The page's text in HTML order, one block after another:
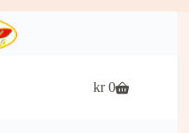
Handlekurv
kr0